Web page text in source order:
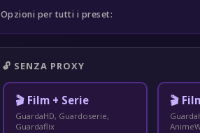
Opzioni per tutti i preset:
🔓 SENZA PROXY
🎬 Film + Serie
GuardaHD, Guardoserie,
Guardaflix
🎬